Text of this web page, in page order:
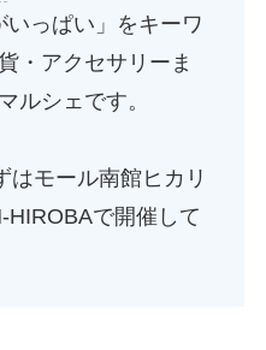
いっぱい」をキーワ
・アクセサリーま
ルシェです。
はモール南館ヒカリ
HIROBAで開催して